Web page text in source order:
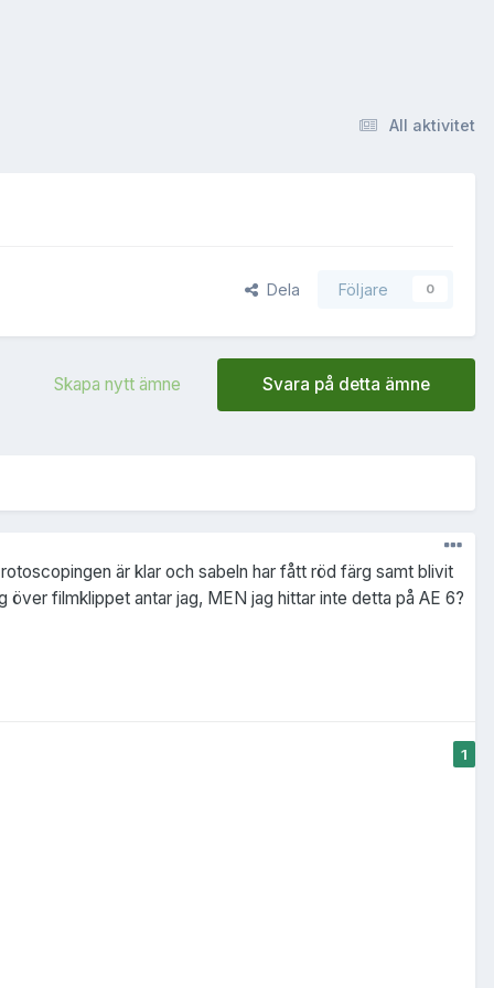
All aktivitet
Dela Följare 0
Svara på detta ämne
Skapa nytt ämne
är klar och sabeln har fått röd färg samt blivit
filmklippet antar jag, MEN jag hittar inte detta på AE 6?
1